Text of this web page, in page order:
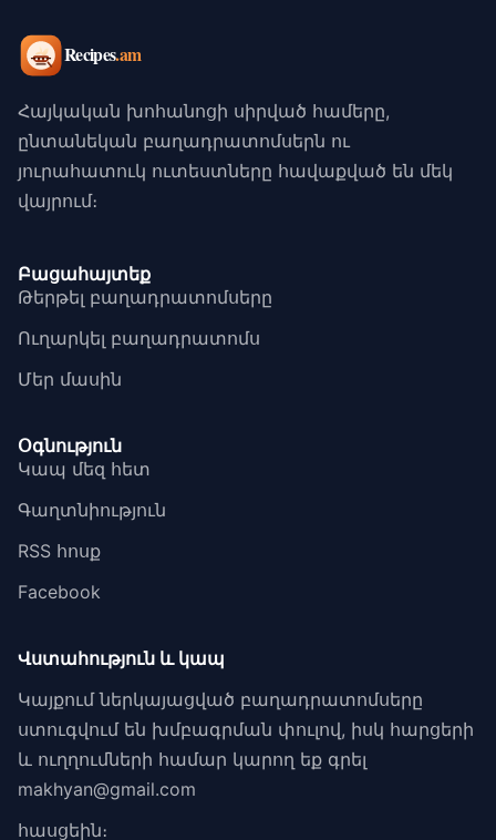
Հայկական խոհանոցի սիրված համերը,
ընտանեկան բաղադրատոմսերն ու
յուրահատուկ ուտեստները հավաքված են մեկ
վայրում։
Բացահայտեք
Թերթել բաղադրատոմսերը
Ուղարկել բաղադրատոմս
Մեր մասին
Օգնություն
Կապ մեզ հետ
Գաղտնիություն
RSS հոսք
Facebook
Վստահություն և կապ
Կայքում ներկայացված բաղադրատոմսերը
ստուգվում են խմբագրման փուլով, իսկ հարցերի
և ուղղումների համար կարող եք գրել
makhyan@gmail.com
հասցեին։